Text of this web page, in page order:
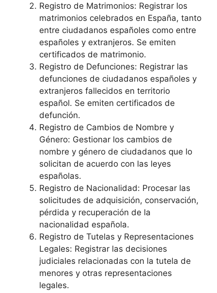
Registro de Matrimonios: Registrar los
matrimonios celebrados en España, tanto
entre ciudadanos españoles como entre
españoles y extranjeros. Se emiten
certificados de matrimonio.
Registro de Defunciones: Registrar las
defunciones de ciudadanos españoles y
extranjeros fallecidos en territorio
español. Se emiten certificados de
defunción.
Registro de Cambios de Nombre y
Género: Gestionar los cambios de
nombre y género de ciudadanos que lo
solicitan de acuerdo con las leyes
españolas.
Registro de Nacionalidad: Procesar las
solicitudes de adquisición, conservación,
pérdida y recuperación de la
nacionalidad española.
Registro de Tutelas y Representaciones
Legales: Registrar las decisiones
judiciales relacionadas con la tutela de
menores y otras representaciones
legales.